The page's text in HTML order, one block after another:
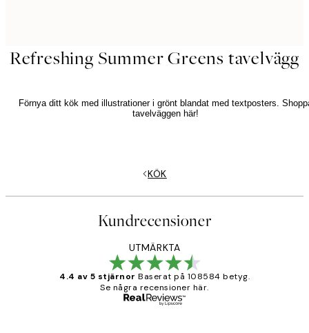
Refreshing Summer Greens tavelvägg
Förnya ditt kök med illustrationer i grönt blandat med textposters.
tavelväggen här!
KÖK
Kundrecensioner
UTMÄRKTA
4.4 av 5 stjärnor Baserat på 108584 betyg.
Se några recensioner här.